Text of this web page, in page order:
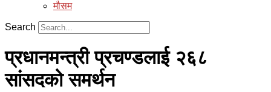
मौसम
Search
प्रधानमन्त्री प्रचण्डलाई २६८
सांसदको समर्थन